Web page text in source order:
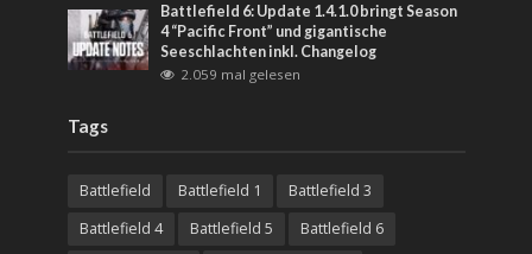
Battlefield 6: Update 1.4.1.0 bringt Season
4 “Pacific Front” und gigantische
Seeschlachten inkl. Changelog
2.059 mal gelesen
Tags
Battlefield Battlefield 1
Battlefield 3
Battlefield 4
Battlefield 5
Battlefield 6